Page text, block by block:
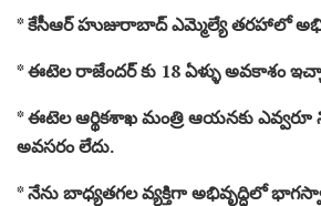
* కేసీఆర్ హుజురాబాద్ ఎమ్మెల్యే తరహాలో
* ఈటెల రాజేందర్ కు 18 ఏళ్ళు అవకాశం
* ఈటెల ఆర్థికశాఖ మంత్రి ఆయనకు ఎవ్వరూ
అవసరం లేదు.
* నేను బాధ్యతగల వ్యక్తిగా అభివృద్ధిలో